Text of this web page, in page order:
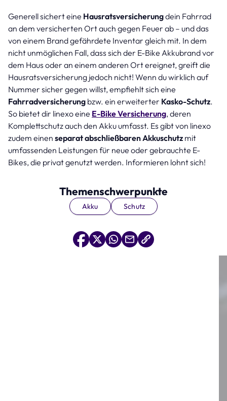
Generell sichert eine Hausratsversicherungdein Fahrrad
an dem versicherten Ort auch gegen Feuer ab – und das
von einem Brand gefährdete Inventar gleich mit. In dem
nicht unmöglichen Fall, dass sich der E-Bike Akkubrand vor
dem Haus oder an einem anderen Ort ereignet, greift die
Hausratsversicherung jedoch nicht! Wenn du wirklich auf
Nummer sicher gegen willst, empfiehlt sich eine
Fahrradversicherung bzw. ein erweiterter Kasko-Schutz.
So bietet dir linexo eine E-Bike Versicherung, deren
Komplettschutz auch den Akku umfasst. Es gibt von linexo
zudem einen separat abschließbarenAkkuschutz mit
umfassenden Leistungen für neue oder gebrauchte E-
Bikes, die privat genutzt werden. Informieren lohnt sich!
Themenschwerpunkte
Akku Schutz